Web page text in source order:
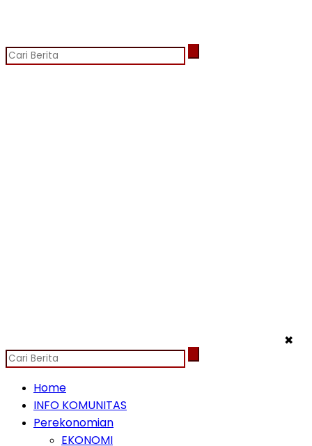
✖
Home
INFO KOMUNITAS
Perekonomian
EKONOMI